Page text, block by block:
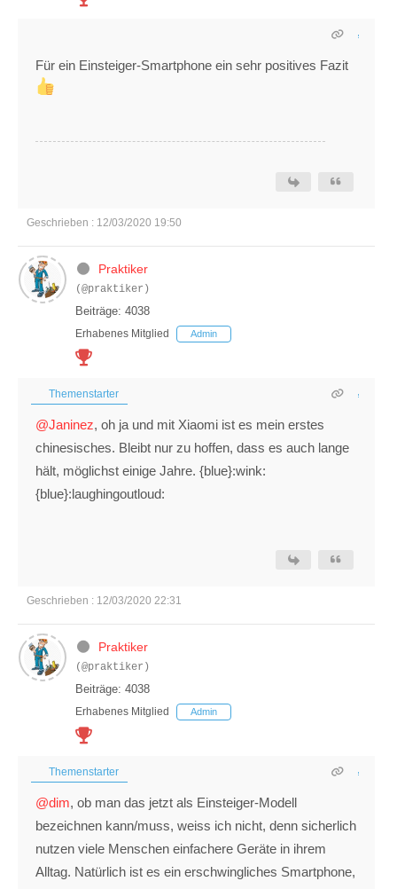
Für ein Einsteiger-Smartphone ein sehr positives Fazit
Geschrieben : 12/03/2020 19:50
Praktiker
(@praktiker)
Beiträge: 4038
Erhabenes Mitglied Admin
Themenstarter
@Janinez, oh ja und mit Xiaomi ist es mein erstes
chinesisches. Bleibt nur zu hoffen, dass es auch lange
hält, möglichst einige Jahre. {blue}:wink:
{blue}:laughingoutloud:
Geschrieben : 12/03/2020 22:31
Praktiker
(@praktiker)
Beiträge: 4038
Erhabenes Mitglied Admin
Themenstarter
@dim, ob man das jetzt als Einsteiger-Modell
bezeichnen kann/muss, weiss ich nicht, denn sicherlich
nutzen viele Menschen einfachere Geräte in ihrem
Alltag. Natürlich ist es ein erschwingliches Smartphone,